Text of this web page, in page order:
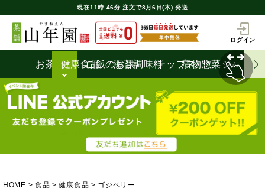
現在11時 46分 注文で8月6日(木) 発送
ログイン
お茶うけ健康食品ご飯のお供
海苔調味料チップス
漬物惣菜 ジャム
HOME 食品 健康食品
ゴジベリー